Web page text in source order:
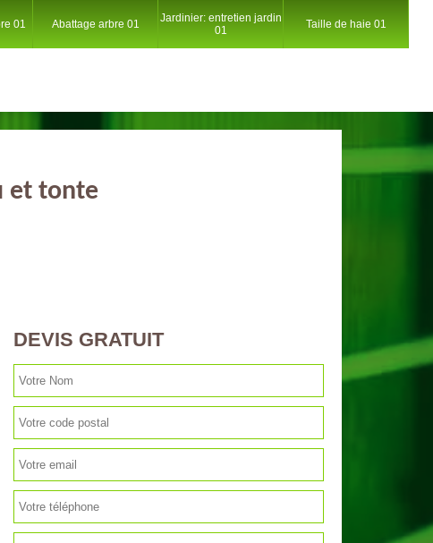
01 Abattage arbre 01
Jardinier: entretien jardin
01
Taille de haie 01
et tonte
DEVIS GRATUIT